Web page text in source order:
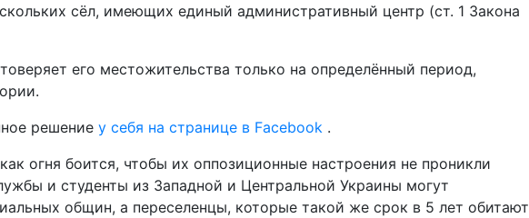
сёл, имеющих единый административный центр (ст. 1 Закона
его местожительства только на определённый период,
решение у себя на странице в Facebook .
огня боится, чтобы их оппозиционные настроения не проникли
и студенты из Западной и Центральной Украины могут
общин, а переселенцы, которые такой же срок в 5 лет обитают